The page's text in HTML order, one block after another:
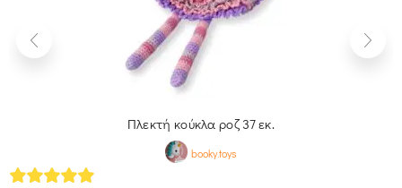
Πλεκτή κούκλα ροζ 37 εκ.
booky.toys